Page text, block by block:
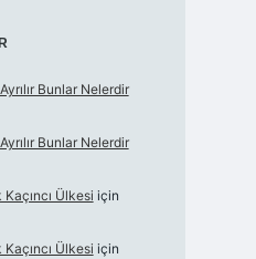
Bunlar Nelerdir
Bunlar Nelerdir
Ülkesi için
Ülkesi için